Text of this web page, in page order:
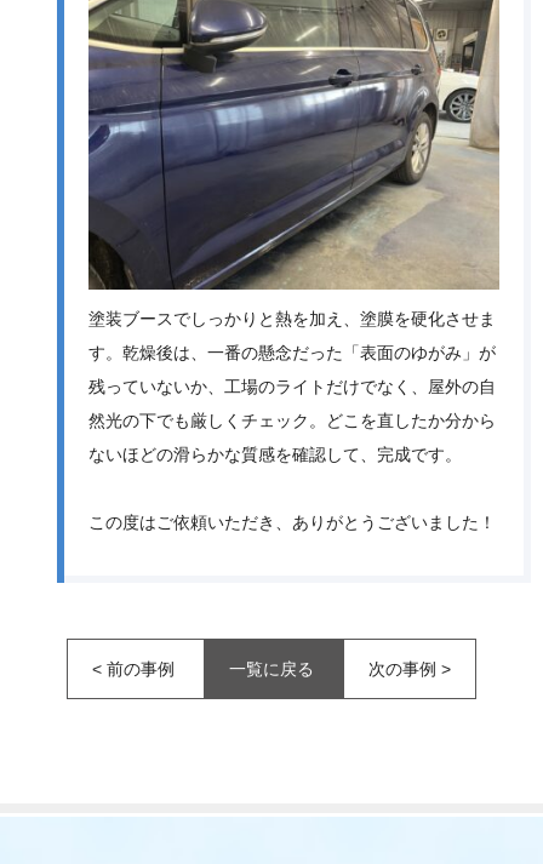
塗装ブースでしっかりと熱を加え、塗膜を硬化させま
す。乾燥後は、一番の懸念だった「表面のゆがみ」が
残っていないか、工場のライトだけでなく、屋外の自
然光の下でも厳しくチェック。どこを直したか分から
ないほどの滑らかな質感を確認して、完成です。
この度はご依頼いただき、ありがとうございました！
< 前の事例 一覧に戻る 次の事例 >